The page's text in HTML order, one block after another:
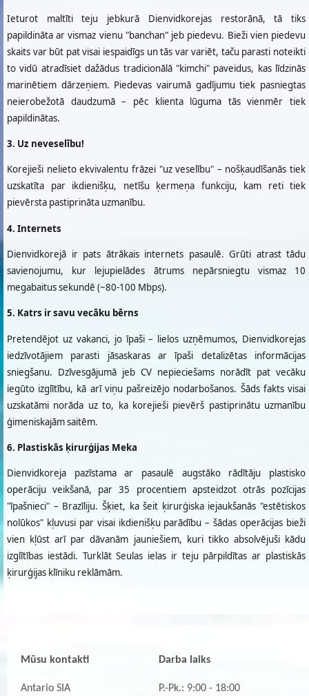
Ieturot maltīti teju jebkurā Dienvidkorejas restorānā, tā tiks
papildināta ar vismaz vienu "banchan" jeb piedevu. Bieži vien piedevu
skaits var būt pat visai iespaidīgs un tās var variēt, taču parasti noteikti
to vidū atradīsiet dažādus tradicionālā "kimchi" paveidus, kas līdzinās
marinētiem dārzeņiem. Piedevas vairumā gadījumu tiek pasniegtas
neierobežotā daudzumā – pēc klienta lūguma tās vienmēr tiek
papildinātas.
3. Uz neveselību!
Korejieši nelieto ekvivalentu frāzei "uz veselību" – nošķaudīšanās tiek
uzskatīta par ikdienišķu, netīšu ķermeņa funkciju, kam reti tiek
pievērsta pastiprināta uzmanību.
4. Internets
Dienvidkorejā ir pats ātrākais internets pasaulē. Grūti atrast tādu
savienojumu, kur lejupielādes ātrums nepārsniegtu vismaz 10
megabaitus sekundē (~80-100 Mbps).
5. Katrs ir savu vecāku bērns
Pretendējot uz vakanci, jo īpaši – lielos uzņēmumos, Dienvidkorejas
iedzīvotājiem parasti jāsaskaras ar īpaši detalizētas informācijas
sniegšanu. Dzīvesgājumā jeb CV nepieciešams norādīt pat vecāku
iegūto izglītību, kā arī viņu pašreizējo nodarbošanos. Šāds fakts visai
uzskatāmi norāda uz to, ka korejieši pievērš pastiprinātu uzmanību
ģimeniskajām saitēm.
6. Plastiskās ķirurģijas Meka
Dienvidkoreja pazīstama ar pasaulē augstāko rādītāju plastisko
operāciju veikšanā, par 35 procentiem apsteidzot otrās pozīcijas
"īpašnieci" – Brazīliju. Šķiet, ka šeit ķirurģiska iejaukšanās "estētiskos
nolūkos" kļuvusi par visai ikdienišķu parādību – šādas operācijas bieži
vien kļūst arī par dāvanām jauniešiem, kuri tikko absolvējuši kādu
izglītības iestādi. Turklāt Seulas ielas ir teju pārpildītas ar plastiskās
ķirurģijas klīniku reklāmām.
Mūsu kontakti
Antario SIA
Darba laiks
P.-Pk.: 9:00 - 18:00